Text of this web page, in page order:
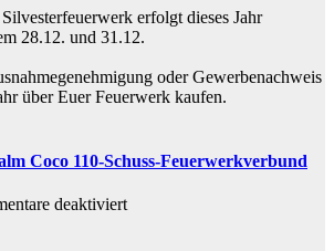
erfolgt dieses Jahr
28.12. und 31.12.
oder Gewerbenachweis
über Euer Feuerwerk kaufen.
Coco 110-Schuss-Feuerwerkverbund
deaktiviertfür